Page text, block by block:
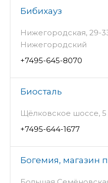
Бибихауз
Нижегородская, 29-
Нижегородский
+7495-645-8070
Биосталь
Щёлковское шоссе, 5
+7495-644-1677
Богемия, магазин